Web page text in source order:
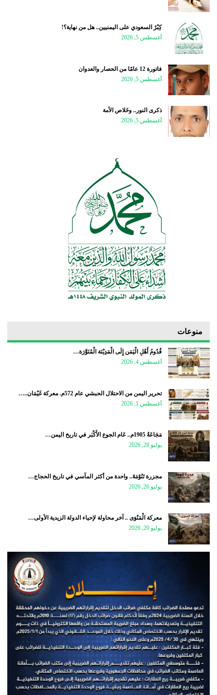
كِبْرُ السعودي على اليمنيين.. هل من نهاية؟!
أغسطس 5, 2026
فاتورة 12 عامًا من الحصار والعدوان
أغسطس 5, 2026
ذكرى النور.. وخَلاص الأمة
أغسطس 5, 2026
منوعات
قُدُومُ أَهْلِ الْيَمَن إِلَى الْمَدِيْنَة الْمُنَوَّرَة…
أغسطس 4, 2026
تحرير اليمن من الاحتلال الحبشي عام 572م. معركة غَيْمَان..…
أغسطس 1, 2026
مَجَاعَةُ 1905م.. عَام الجوع الأَكْبَر في تاريخ اليمن…
يوليو 28, 2026
مجزرة تَنُوْمَةَ.. واحدة من أكثر المآسي في تاريخ الحجاج…
يوليو 26, 2026
معركة الْمَنْوَى .. آخر محاولة لإحياء الدولة الزيدية الأولى…
يوليو 20, 2026